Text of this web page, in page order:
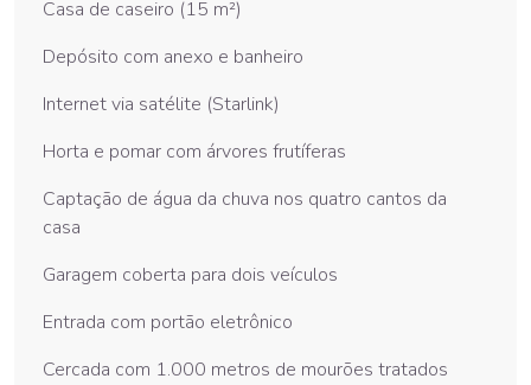
Casa de caseiro (15 m²)
Depósito com anexo e banheiro
Internet via satélite (Starlink)
Horta e pomar com árvores frutíferas
Captação de água da chuva nos quatro cantos da
casa
Garagem coberta para dois veículos
Entrada com portão eletrônico
Cercada com 1.000 metros de mourões tratados